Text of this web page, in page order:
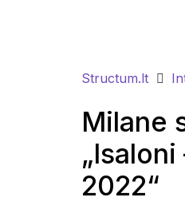
Structum.lt
Milane
2022“